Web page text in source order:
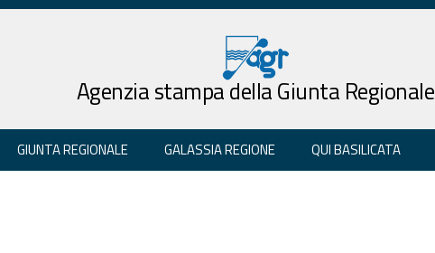
Agenzia stampa della Giunta Regionale
GIUNTA REGIONALE GALASSIA REGIONE QUI BASILICATA